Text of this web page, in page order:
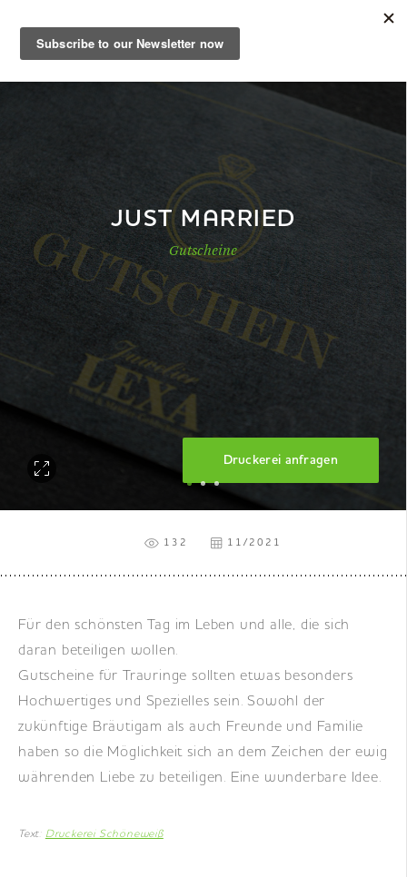
Shop
Papiere
Production
Wissen
Druckerei anfragen
JUST MARRIED
Gutscheine
132 11/2021
Für den schönsten Tag im Leben und alle, die sich
daran beteiligen wollen.
Gutscheine für Trauringe sollten etwas besonders
Hochwertiges und Spezielles sein. Sowohl der
zukünftige Bräutigam als auch Freunde und Familie
haben so die Möglichkeit sich an dem Zeichen der ewig
währenden Liebe zu beteiligen. Eine wunderbare Idee.
Text: Druckerei Schöneweiß